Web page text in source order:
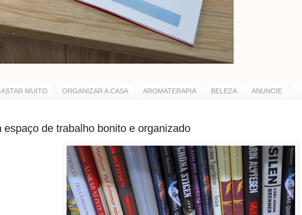
MUITO ORGANIZAR A CASA AROMATERAPIA BELEZA ANUNCIE
espaço de trabalho bonito e organizado